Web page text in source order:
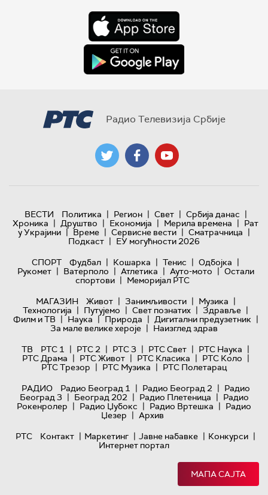
Радио Телевизија Србије
ВЕСТИ Политика | Регион | Свет | Србија данас |
Хроника | Друштво | Економија | Мерила времена | Рат
у Украјини | Време | Сервисне вести | Сматрачница |
Подкаст | ЕУ могућности 2026
СПОРТ
Фудбал | Кошарка | Тенис | Одбојка |
Рукомет | Ватерполо | Атлетика | Ауто-мото | Остали
спортови | Меморијал РТС
МАГАЗИН
Живот | Занимљивости | Музика |
Технологијa | Путујемо | Свет познатих | Здравље |
Филм и ТВ | Наука | Природа | Дигитални предузетник |
За мале велике хероје | Наизглед здрав
ТВ
РТС 1 | РТС 2 | РТС 3 | РТС Свет | РТС Наука |
РТС Драма | РТС Живот | РТС Класика | РТС Коло |
РТС Трезор | РТС Музика | РТС Полетарац
РАДИО
Радио Београд 1 | Радио Београд 2 | Радио
Београд 3 | Београд 202 | Радио Плетеница | Радио
Рокенролер | Радио Џубокс | Радио Вртешка | Радио
Џезер | Архив
РТС
Контакт | Маркетинг | Јавне набавке | Конкурси |
Интернет портал
МАПА САЈТА